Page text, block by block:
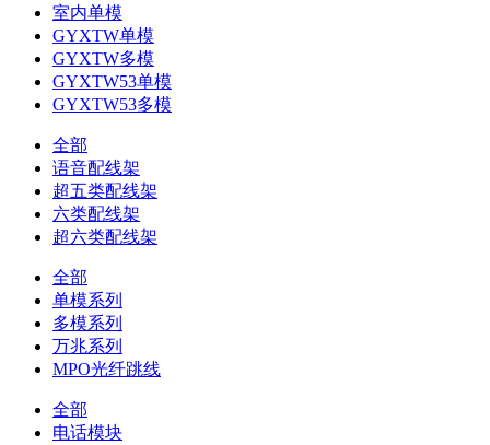
室内单模
GYXTW单模
GYXTW多模
GYXTW53单模
GYXTW53多模
全部
语音配线架
超五类配线架
六类配线架
超六类配线架
全部
单模系列
多模系列
万兆系列
MPO光纤跳线
全部
电话模块